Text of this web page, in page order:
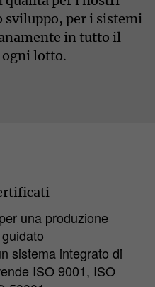
per i sistemi
in tutto il
lotto.
una produzione
sistema integrato di
ISO 9001, ISO